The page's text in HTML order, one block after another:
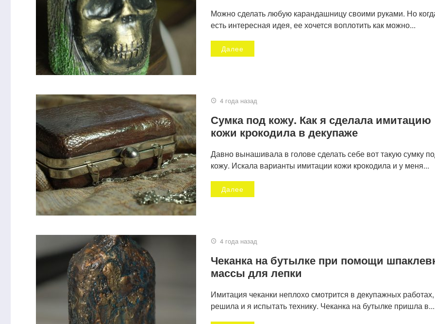
Можно сделать любую карандашницу своими руками. Но
есть интересная идея, ее хочется воплотить как можно...
Далее
4 года назад
Сумка под кожу. Как я сделала имитацию
кожи крокодила в декупаже
Давно вынашивала в голове сделать себе вот такую сумку
кожу. Искала варианты имитации кожи крокодила и у меня...
Далее
4 года назад
Чеканка на бутылке при помощи
массы для лепки
Имитация чеканки неплохо смотрится в декупажных работах,
решила и я испытать технику. Чеканка на бутылке пришла в...